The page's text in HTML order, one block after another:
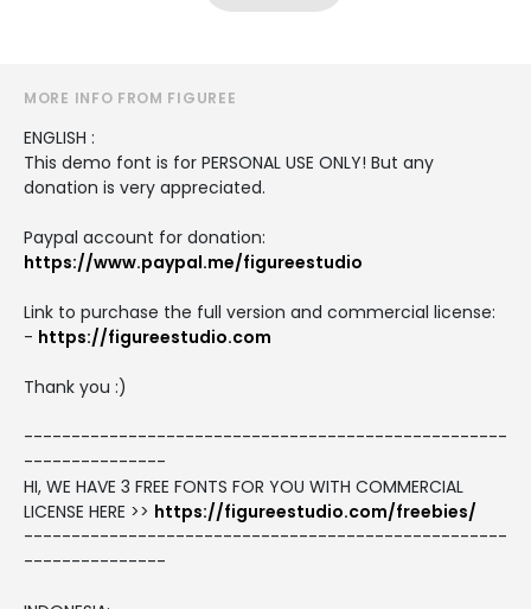
MORE INFO FROM FIGUREE
ENGLISH :
This demo font is for PERSONAL USE ONLY! But any
donation is very appreciated.
Paypal account for donation:
https://www.paypal.me/figureestudio
Link to purchase the full version and commercial license:
- https://figureestudio.com
Thank you :)
---------------------------------------------------
---------------
HI, WE HAVE 3 FREE FONTS FOR YOU WITH COMMERCIAL
LICENSE HERE >> https://figureestudio.com/freebies/
---------------------------------------------------
---------------